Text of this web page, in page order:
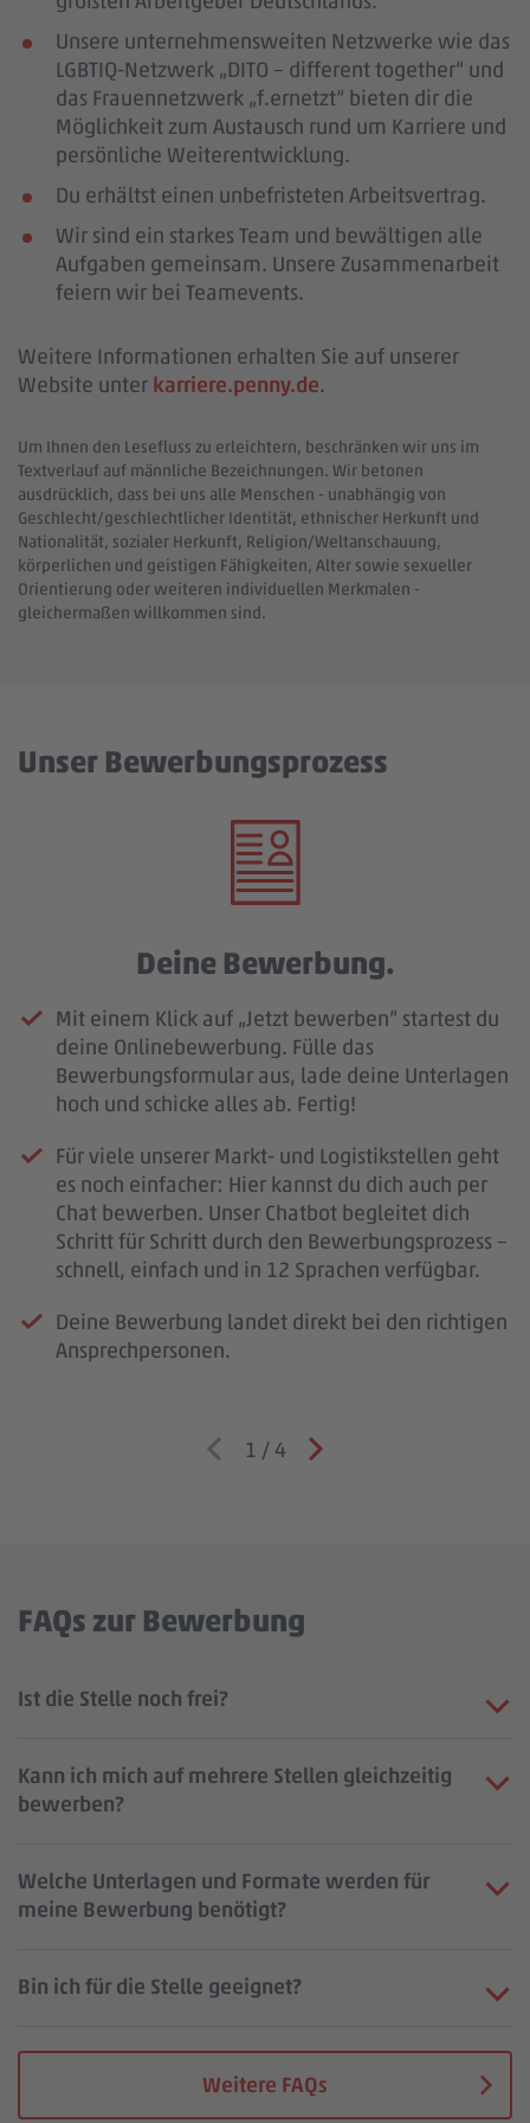
Unsere unternehmensweiten Netzwerke wie das
LGBTIQ-Netzwerk „DITO – different together“ und
das Frauennetzwerk „f.ernetzt“ bieten dir die
Möglichkeit zum Austausch rund um Karriere und
persönliche Weiterentwicklung.
Du erhältst einen unbefristeten Arbeitsvertrag.
Wir sind ein starkes Team und bewältigen alle
Aufgaben gemeinsam. Unsere Zusammenarbeit
feiern wir bei Teamevents.
Weitere Informationen erhalten Sie auf unserer
Website unter karriere.penny.de.
Um Ihnen den Lesefluss zu erleichtern, beschränken wir uns im
Textverlauf auf männliche Bezeichnungen. Wir betonen
ausdrücklich, dass bei uns alle Menschen - unabhängig von
Geschlecht/geschlechtlicher Identität, ethnischer Herkunft und
Nationalität, sozialer Herkunft, Religion/Weltanschauung,
körperlichen und geistigen Fähigkeiten, Alter sowie sexueller
Orientierung oder weiteren individuellen Merkmalen -
gleichermaßen willkommen sind.
Unser Bewerbungsprozess
Deine Bewerbung.
Mit einem Klick auf „Jetzt bewerben“ startest du
deine Onlinebewerbung. Fülle das
Bewerbungsformular aus, lade deine Unterlagen
hoch und schicke alles ab. Fertig!
Für viele unserer Markt- und Logistikstellen geht
es noch einfacher: Hier kannst du dich auch per
Chat bewerben. Unser Chatbot begleitet dich
Schritt für Schritt durch den Bewerbungsprozess –
schnell, einfach und in 12 Sprachen verfügbar.
Deine Bewerbung landet direkt bei den richtigen
Ansprechpersonen.
1 / 4
FAQs zur Bewerbung
Ist die Stelle noch frei?
Kann ich mich auf mehrere Stellen gleichzeitig
bewerben?
Welche Unterlagen und Formate werden für
meine Bewerbung benötigt?
Bin ich für die Stelle geeignet?
Weitere FAQs